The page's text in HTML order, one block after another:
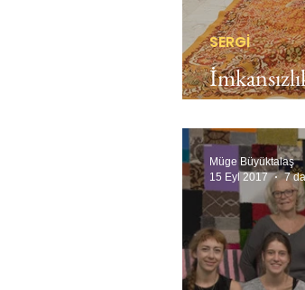
aralanan
SERGİ
Müge Büyüktalaş
15 Eyl 2017
7